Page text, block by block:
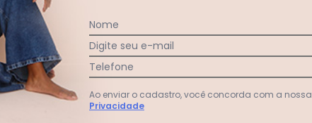
Ver todas as avaliações
Nome
Digite seu e-mail
Telefone
Ao enviar o cadastro, você concorda com a nossa
Privacidade